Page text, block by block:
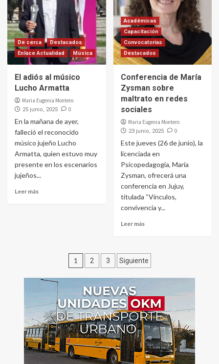
De cerca
Destacados
Enlace Actualidad
Música
El adiós al músico
Lucho Armatta
Maria Eugenia Montero
25 junio, 2025 0
En la mañana de ayer,
falleció el reconocido
músico jujeño Lucho
Armatta, quien estuvo muy
presente en los escenarios
jujeños...
Leer más
Académicas
Capacitación
Convocatorias
Destacados
Conferencia de María
Zysman sobre
maltrato en redes
sociales
Maria Eugenia Montero
23 junio, 2025 0
Este jueves (26 de junio), la
licenciada en
Psicopedagogía, María
Zysman, ofrecerá una
conferencia en Jujuy,
titulada “Vínculos,
convivencia y...
Leer más
Paginación
de
entradas
1 2 3 Siguiente